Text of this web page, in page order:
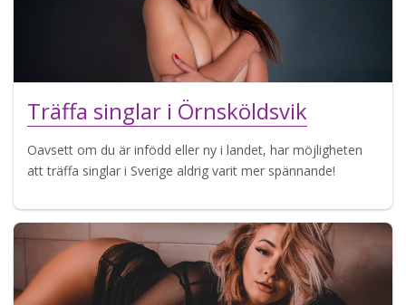
Träffa singlar i Örnsköldsvik
Oavsett om du är infödd eller ny i landet, har möjligheten
att träffa singlar i Sverige aldrig varit mer spännande!